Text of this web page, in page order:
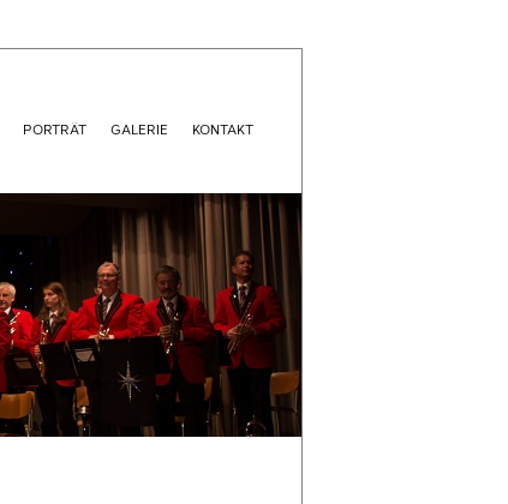
PORTRÄT GALERIE KONTAKT